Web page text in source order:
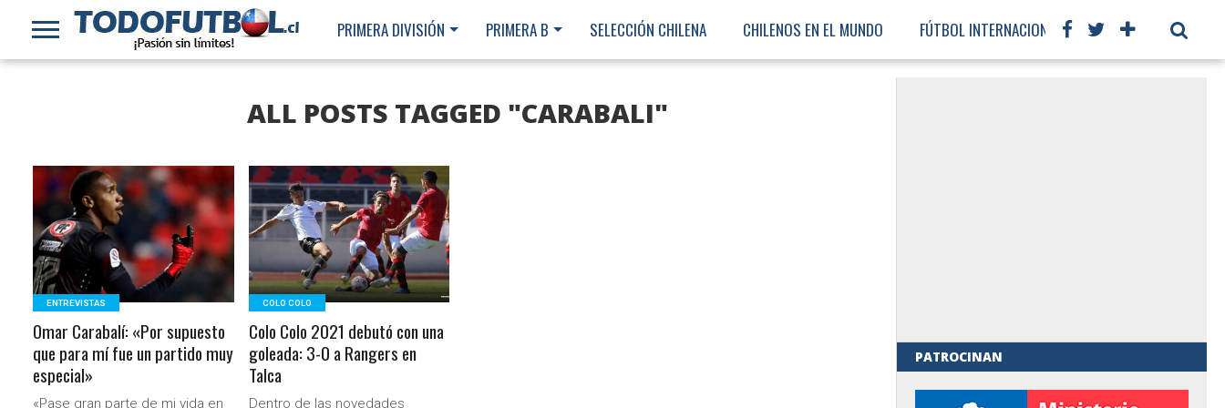
PRIMERA DIVISIÓN PRIMERA B SELECCIÓN CHILENA CHILENOS EN EL MUNDO FÚTBOL INTERNACIONAL
ALL POSTS TAGGED "CARABALI"
LEER MÁS
ENTREVISTAS
Omar Carabalí: «Por supuesto
que para mí fue un partido muy
especial»
«Pase gran parte de mi vida en
LEER MÁS
COLO COLO
Colo Colo 2021 debutó con una
goleada: 3-0 a Rangers en
Talca
Dentro de las novedades
PATROCINAN